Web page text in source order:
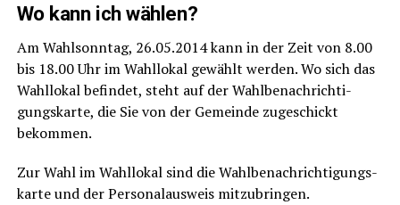
Wo kann ich wählen?
Am Wahl­sonn­tag, 26.05.2014 kann in der Zeit von 8.00
bis 18.00 Uhr im Wahl­lo­kal gewählt wer­den. Wo sich das
Wahl­lo­kal befin­det, steht auf der Wahl­be­nach­rich­ti­
gungs­kar­te, die Sie von der Gemein­de zuge­schickt
bekommen.
Zur Wahl im Wahl­lo­kal sind die Wahl­be­nach­rich­ti­gungs­
kar­te und der Per­so­nal­aus­weis mitzubringen.